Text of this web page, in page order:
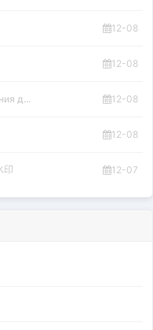
12-08
12-08
д... 12-08
12-08
印 12-07